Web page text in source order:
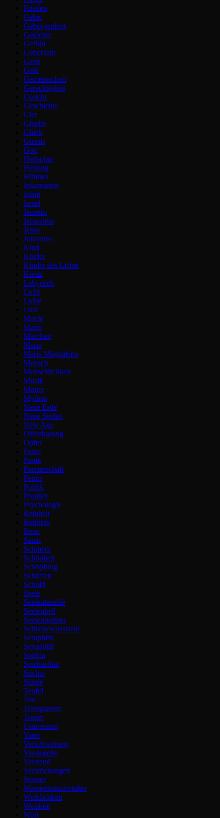
Frieden
Gebet
Geborgenheit
Gedichte
Gefühl
Gehorsam
Geist
Geld
Gemeinschaft
Gerechtigkeit
Gericht
Geschichte
Gier
Glaube
Glück
Gnosis
Gott
Heilsplan
Heilung
Himmel
Inkarnation
Islam
Israel
Jenseits
Jerusalem
Jesus
Johannes
Kind
Kinder
Kinder des Lichts
Kreuz
Labyrinth
Licht
Liebe
Lust
Macht
Mann
Märchen
Maria
Maria Magdalena
Mensch
Menschlichkeit
Musik
Mutter
Mythos
Neue Erde
Neue Seelen
New Age
Offenbarung
Opfer
Paare
Panik
Parnterschaft
Petrus
Politik
Prophet
Psychologie
Reinheit
Religion
Reue
Satan
Schmerz
Schönheit
Schöpfung
Schriften
Schuld
Seele
Seelenfamilie
Seelenheil
Seelenpartner
Selbstbewusstsein
Seraphim
Sexualität
Sophia
Spiritualität
Süchte
Sünde
Teufel
Tod
Transparenz
Traum
Universum
Vater
Verschwörung
Versiegelte
Verstand
Verstrickungen
Wasser
Wassermannzeitalter
Weiblichkeit
Weisheit
Wort